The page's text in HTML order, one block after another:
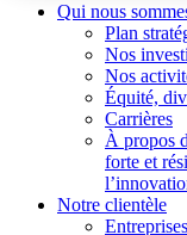
Qui nous
Plan
Nos
Nos
Équité,
Carrières
À propos
forte et
Notre clientèle
Entreprises